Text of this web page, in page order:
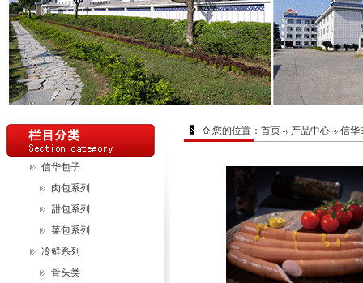
信华包子
肉包系列
甜包系列
菜包系列
冷鲜系列
骨头类
您的位置： 首页 产品中心 信华